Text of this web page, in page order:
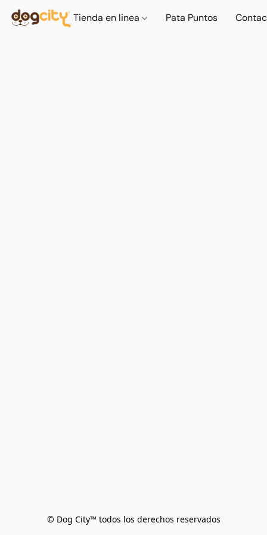
Tienda en linea Pata Puntos
© Dog City™ todos los derechos reservados